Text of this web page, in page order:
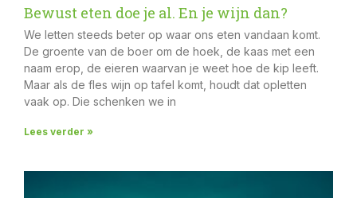
Bewust eten doe je al. En je wijn dan?
We letten steeds beter op waar ons eten vandaan komt.
De groente van de boer om de hoek, de kaas met een
naam erop, de eieren waarvan je weet hoe de kip leeft.
Maar als de fles wijn op tafel komt, houdt dat opletten
vaak op. Die schenken we in
Lees verder »